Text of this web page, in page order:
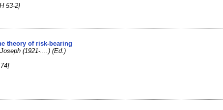
53-2]
theory of risk-bearing
(1921-....) (Ed.)